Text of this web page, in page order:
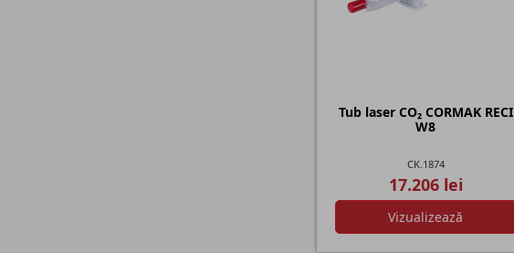
Tub laser CO₂ CORMAK RECI
W8
CK.1874
17.206 lei
Vizualizează